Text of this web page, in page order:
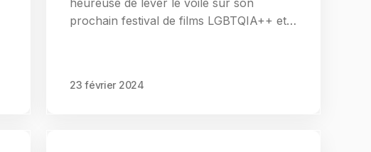
heureuse de lever le voile sur son
prochain festival de films LGBTQIA++ et…
23 février 2024